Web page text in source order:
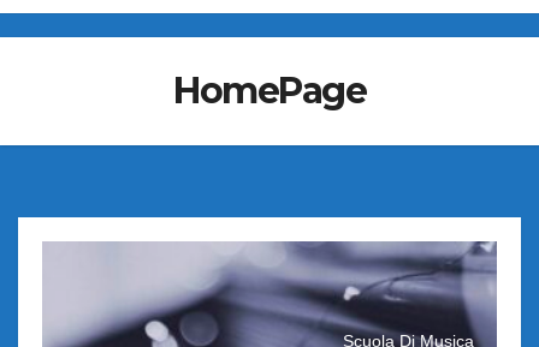
HomePage
Scuola Di Musica